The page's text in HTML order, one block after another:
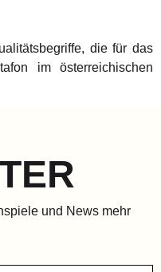
die für das
im österreichischen
und News mehr